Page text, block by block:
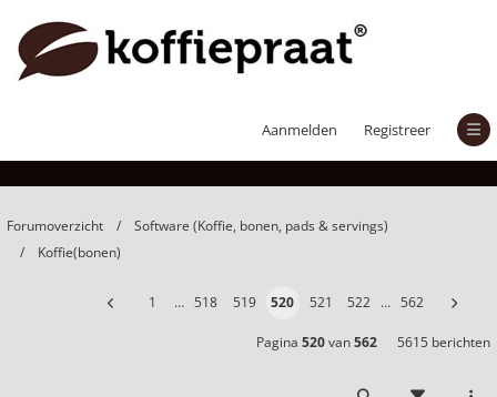
Aanmelden Registreer
Forumoverzicht
Software (Koffie, bonen, pads & servings)
Koffie(bonen)
1 … 518 519 520 521 522 … 562
Pagina 520van562 5615 berichten